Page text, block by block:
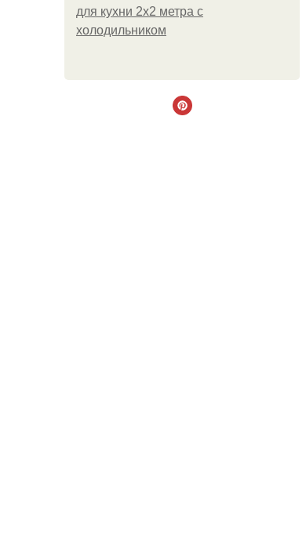
для кухни 2х2 метра с
холодильником